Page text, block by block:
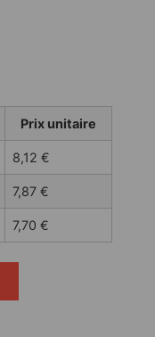
Prix unitaire
8,12 €
7,87 €
7,70 €